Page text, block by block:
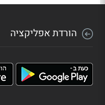
הורדת אפליקציה